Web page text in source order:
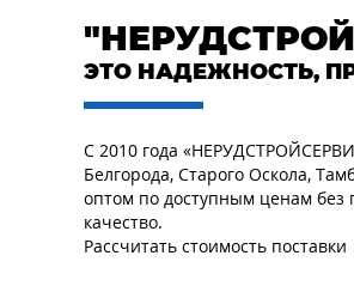
ЭТО НАДЕЖНОСТЬ,
С 2010 года
Белгорода, Старого Оскола,
оптом по доступным ценам
качество.
Рассчитать стоимость